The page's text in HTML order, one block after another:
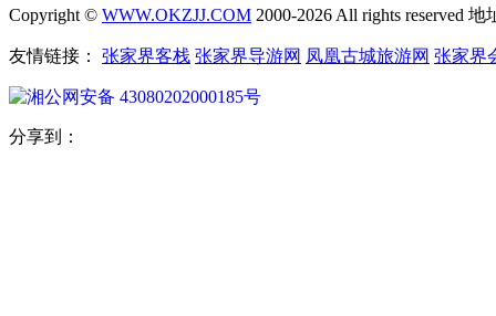
Copyright © WWW.OKZJJ.COM 2000-2026 All rights reserved
友情链接： 张家界客栈 张家界导游网 凤凰古城旅游网 张家界
湘公网安备 43080202000185号
分享到：